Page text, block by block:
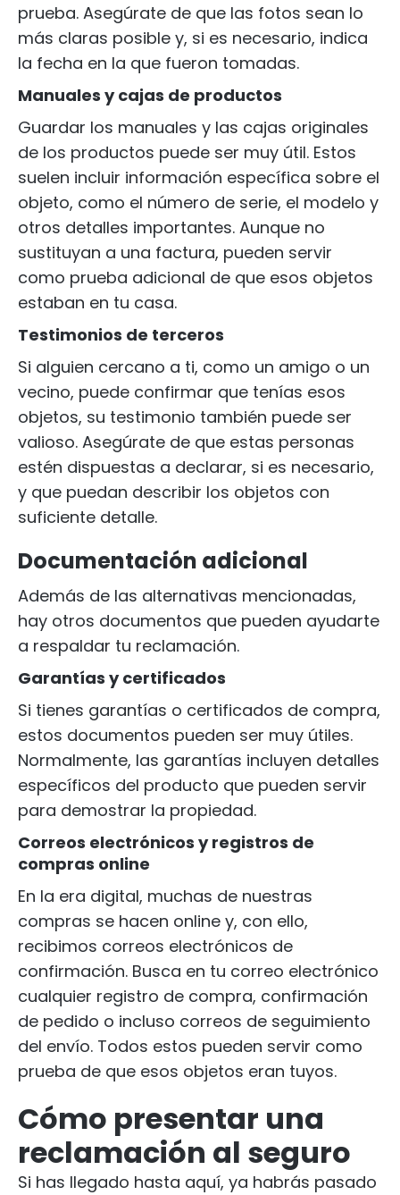
prueba. Asegúrate de que las fotos sean lo
más claras posible y, si es necesario, indica
la fecha en la que fueron tomadas.
Manuales y cajas de productos
Guardar los manuales y las cajas originales
de los productos puede ser muy útil. Estos
suelen incluir información específica sobre el
objeto, como el número de serie, el modelo y
otros detalles importantes. Aunque no
sustituyan a una factura, pueden servir
como prueba adicional de que esos objetos
estaban en tu casa.
Testimonios de terceros
Si alguien cercano a ti, como un amigo o un
vecino, puede confirmar que tenías esos
objetos, su testimonio también puede ser
valioso. Asegúrate de que estas personas
estén dispuestas a declarar, si es necesario,
y que puedan describir los objetos con
suficiente detalle.
Documentación adicional
Además de las alternativas mencionadas,
hay otros documentos que pueden ayudarte
a respaldar tu reclamación.
Garantías y certificados
Si tienes garantías o certificados de compra,
estos documentos pueden ser muy útiles.
Normalmente, las garantías incluyen detalles
específicos del producto que pueden servir
para demostrar la propiedad.
Correos electrónicos y registros de
compras online
En la era digital, muchas de nuestras
compras se hacen online y, con ello,
recibimos correos electrónicos de
confirmación. Busca en tu correo electrónico
cualquier registro de compra, confirmación
de pedido o incluso correos de seguimiento
del envío. Todos estos pueden servir como
prueba de que esos objetos eran tuyos.
Cómo presentar una
reclamación al seguro
Si has llegado hasta aquí, ya habrás pasado